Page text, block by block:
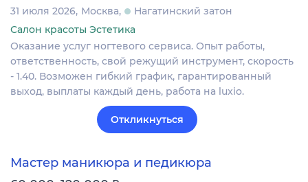
31 июля 2026 Москва
Нагатинский затон
Салон красоты Эстетика
Оказание услуг ногтевого сервиса. Опыт работы,
ответственность, свой режущий инструмент, скорость
- 1.40. Возможен гибкий график, гарантированный
выход, выплаты каждый день, работа на luxio.
Откликнуться
Мастер маникюра и педикюра